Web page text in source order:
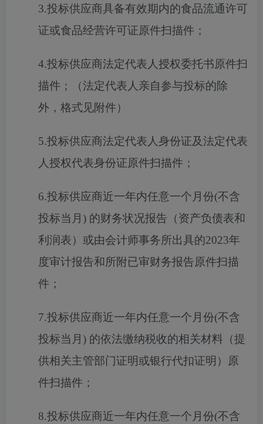
3.投标供应商具备有效期内的食品流通许可
证或食品经营许可证原件扫描件；
4.投标供应商法定代表人授权委托书原件扫
描件；（法定代表人亲自参与投标的除
外，格式见附件）
5.投标供应商法定代表人身份证及法定代表
人授权代表身份证原件扫描件；
6.投标供应商近一年内任意一个月份(不含
投标当月) 的财务状况报告（资产负债表和
利润表）或由会计师事务所出具的2023年
度审计报告和所附已审财务报告原件扫描
件；
7.投标供应商近一年内任意一个月份(不含
投标当月) 的依法缴纳税收的相关材料（提
供相关主管部门证明或银行代扣证明）原
件扫描件；
8.投标供应商近一年内任意一个月份(不含